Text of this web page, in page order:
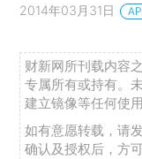
2014年03月31日
财新网所刊载内容
专属所有或持有。
建立镜像等任何使用
如有意愿转载，请
确认及授权后，方可